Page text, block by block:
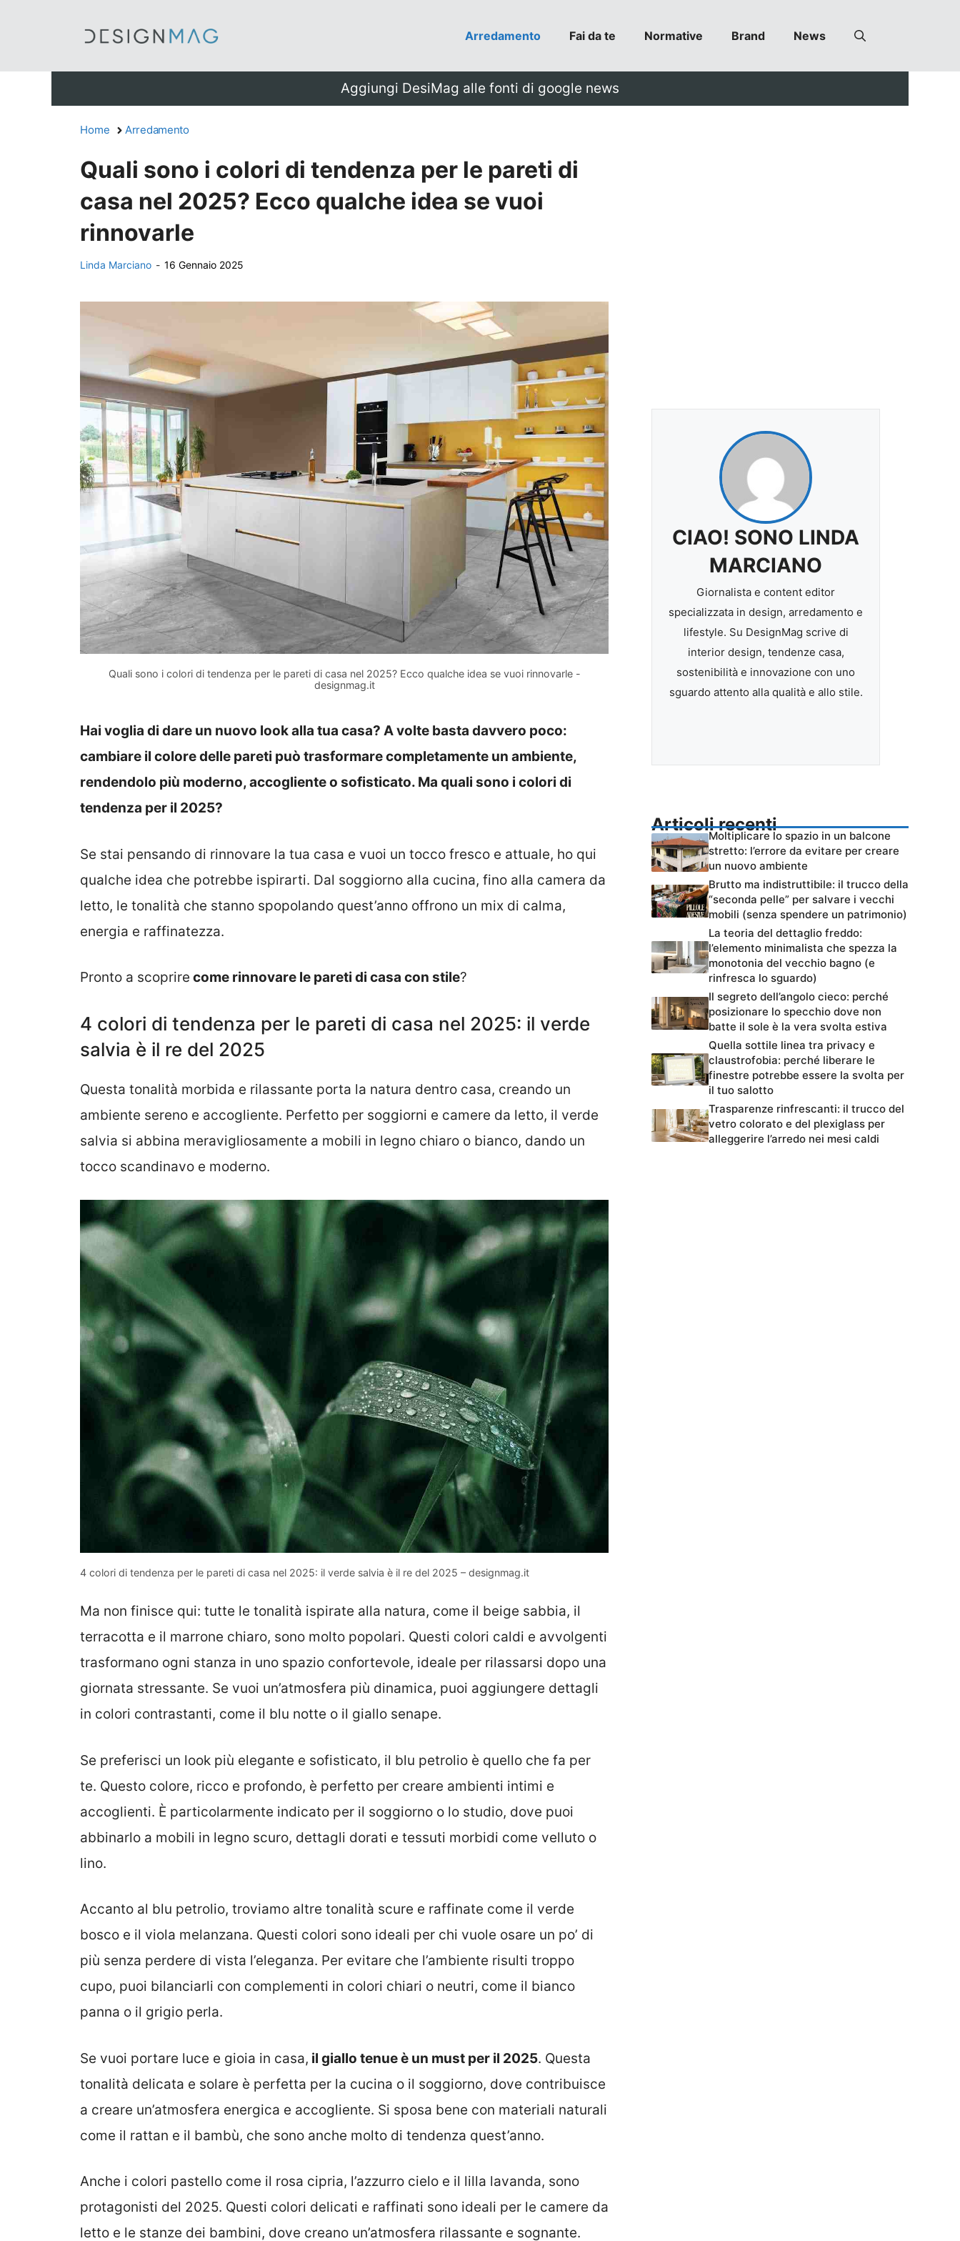
Arredamento Fai da te Normative Brand News
Aggiungi DesiMag alle fonti di google news
Home Arredamento
Quali sono i colori di tendenza per le pareti di
casa nel 2025? Ecco qualche idea se vuoi
rinnovarle
Linda Marciano - 16 Gennaio 2025
Quali sono i colori di tendenza per le pareti di casa nel 2025? Ecco qualche idea se vuoi rinnovarle -
designmag.it
Hai voglia di dare un nuovo look alla tua casa? A volte basta davvero poco:
cambiare il colore delle pareti può trasformare completamente un ambiente,
rendendolo più moderno, accogliente o sofisticato. Ma quali sono i colori di
tendenza per il 2025?
Se stai pensando di rinnovare la tua casa e vuoi un tocco fresco e attuale, ho qui
qualche idea che potrebbe ispirarti. Dal soggiorno alla cucina, fino alla camera da
letto, le tonalità che stanno spopolando quest’anno offrono un mix di calma,
energia e raffinatezza.
Pronto a scoprire come rinnovare le pareti di casa con stile?
4 colori di tendenza per le pareti di casa nel 2025: il verde
salvia è il re del 2025
Questa tonalità morbida e rilassante porta la natura dentro casa, creando un
ambiente sereno e accogliente. Perfetto per soggiorni e camere da letto, il verde
salvia si abbina meravigliosamente a mobili in legno chiaro o bianco, dando un
tocco scandinavo e moderno.
4 colori di tendenza per le pareti di casa nel 2025: il verde salvia è il re del 2025 – designmag.it
Ma non finisce qui: tutte le tonalità ispirate alla natura, come il beige sabbia, il
terracotta e il marrone chiaro, sono molto popolari. Questi colori caldi e avvolgenti
trasformano ogni stanza in uno spazio confortevole, ideale per rilassarsi dopo una
giornata stressante. Se vuoi un’atmosfera più dinamica, puoi aggiungere dettagli
in colori contrastanti, come il blu notte o il giallo senape.
Se preferisci un look più elegante e sofisticato, il blu petrolio è quello che fa per
te. Questo colore, ricco e profondo, è perfetto per creare ambienti intimi e
accoglienti. È particolarmente indicato per il soggiorno o lo studio, dove puoi
abbinarlo a mobili in legno scuro, dettagli dorati e tessuti morbidi come velluto o
lino.
Accanto al blu petrolio, troviamo altre tonalità scure e raffinate come il verde
bosco e il viola melanzana. Questi colori sono ideali per chi vuole osare un po’ di
più senza perdere di vista l’eleganza. Per evitare che l’ambiente risulti troppo
cupo, puoi bilanciarli con complementi in colori chiari o neutri, come il bianco
panna o il grigio perla.
Se vuoi portare luce e gioia in casa, il giallo tenue è un must per il 2025. Questa
tonalità delicata e solare è perfetta per la cucina o il soggiorno, dove contribuisce
a creare un’atmosfera energica e accogliente. Si sposa bene con materiali naturali
come il rattan e il bambù, che sono anche molto di tendenza quest’anno.
Anche i colori pastello come il rosa cipria, l’azzurro cielo e il lilla lavanda, sono
protagonisti del 2025. Questi colori delicati e raffinati sono ideali per le camere da
letto e le stanze dei bambini, dove creano un’atmosfera rilassante e sognante.
CIAO! SONO LINDA
MARCIANO
Giornalista e content editor
specializzata in design, arredamento e
lifestyle. Su DesignMag scrive di
interior design, tendenze casa,
sostenibilità e innovazione con uno
sguardo attento alla qualità e allo stile.
Articoli recenti
Moltiplicare lo spazio in un balcone
stretto: l’errore da evitare per creare
un nuovo ambiente
Brutto ma indistruttibile: il trucco della
“seconda pelle” per salvare i vecchi
mobili (senza spendere un patrimonio)
La teoria del dettaglio freddo:
l’elemento minimalista che spezza la
monotonia del vecchio bagno (e
rinfresca lo sguardo)
Il segreto dell’angolo cieco: perché
posizionare lo specchio dove non
batte il sole è la vera svolta estiva
Quella sottile linea tra privacy e
claustrofobia: perché liberare le
finestre potrebbe essere la svolta per
il tuo salotto
Trasparenze rinfrescanti: il trucco del
vetro colorato e del plexiglass per
alleggerire l’arredo nei mesi caldi